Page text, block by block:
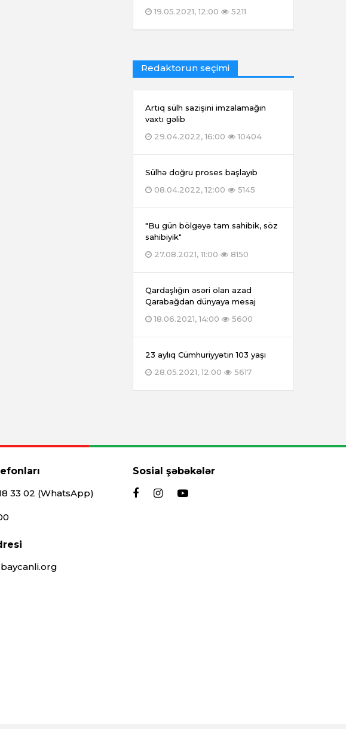
19.05.2021, 12:00
5211
Redaktorun seçimi
Artıq sülh sazişini imzalamağın
vaxtı gəlib
29.04.2022, 16:00
10404
Sülhə doğru proses başlayıb
08.04.2022, 12:00
5145
"Bu gün bölgəyə tam sahibik, söz
sahibiyik"
27.08.2021, 11:00
8150
Qardaşlığın əsəri olan azad
Qarabağdan dünyaya mesaj
18.06.2021, 14:00
5600
23 aylıq Cümhuriyyətin 103 yaşı
28.05.2021, 12:00
5617
33 02 (WhatsApp)
Sosial şəbəkələr